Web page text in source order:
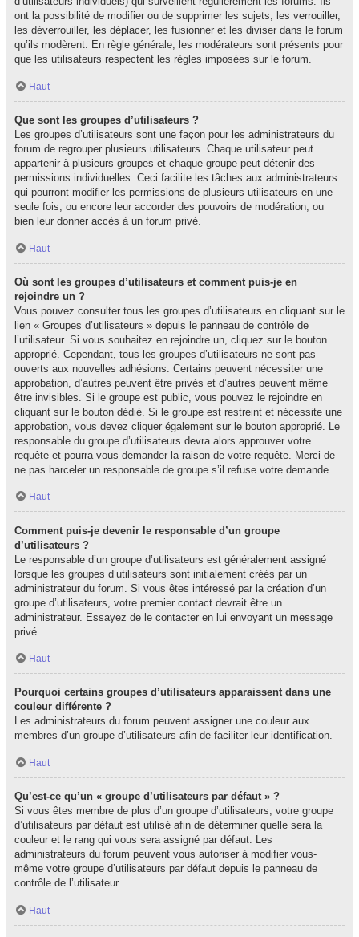
ont la possibilité de modifier ou de supprimer les sujets, les verrouiller,
les déverrouiller, les déplacer, les fusionner et les diviser dans le forum
qu’ils modèrent. En règle générale, les modérateurs sont présents pour
que les utilisateurs respectent les règles imposées sur le forum.
Haut
Que sont les groupes d’utilisateurs ?
Les groupes d’utilisateurs sont une façon pour les administrateurs du
forum de regrouper plusieurs utilisateurs. Chaque utilisateur peut
appartenir à plusieurs groupes et chaque groupe peut détenir des
permissions individuelles. Ceci facilite les tâches aux administrateurs
qui pourront modifier les permissions de plusieurs utilisateurs en une
seule fois, ou encore leur accorder des pouvoirs de modération, ou
bien leur donner accès à un forum privé.
Haut
Où sont les groupes d’utilisateurs et comment puis-je en
rejoindre un ?
Vous pouvez consulter tous les groupes d’utilisateurs en cliquant sur le
lien « Groupes d’utilisateurs » depuis le panneau de contrôle de
l’utilisateur. Si vous souhaitez en rejoindre un, cliquez sur le bouton
approprié. Cependant, tous les groupes d’utilisateurs ne sont pas
ouverts aux nouvelles adhésions. Certains peuvent nécessiter une
approbation, d’autres peuvent être privés et d’autres peuvent même
être invisibles. Si le groupe est public, vous pouvez le rejoindre en
cliquant sur le bouton dédié. Si le groupe est restreint et nécessite une
approbation, vous devez cliquer également sur le bouton approprié. Le
responsable du groupe d’utilisateurs devra alors approuver votre
requête et pourra vous demander la raison de votre requête. Merci de
ne pas harceler un responsable de groupe s’il refuse votre demande.
Haut
Comment puis-je devenir le responsable d’un groupe
d’utilisateurs ?
Le responsable d’un groupe d’utilisateurs est généralement assigné
lorsque les groupes d’utilisateurs sont initialement créés par un
administrateur du forum. Si vous êtes intéressé par la création d’un
groupe d’utilisateurs, votre premier contact devrait être un
administrateur. Essayez de le contacter en lui envoyant un message
privé.
Haut
Pourquoi certains groupes d’utilisateurs apparaissent dans une
couleur différente ?
Les administrateurs du forum peuvent assigner une couleur aux
membres d’un groupe d’utilisateurs afin de faciliter leur identification.
Haut
Qu’est-ce qu’un « groupe d’utilisateurs par défaut » ?
Si vous êtes membre de plus d’un groupe d’utilisateurs, votre groupe
d’utilisateurs par défaut est utilisé afin de déterminer quelle sera la
couleur et le rang qui vous sera assigné par défaut. Les
administrateurs du forum peuvent vous autoriser à modifier vous-
même votre groupe d’utilisateurs par défaut depuis le panneau de
contrôle de l’utilisateur.
Haut